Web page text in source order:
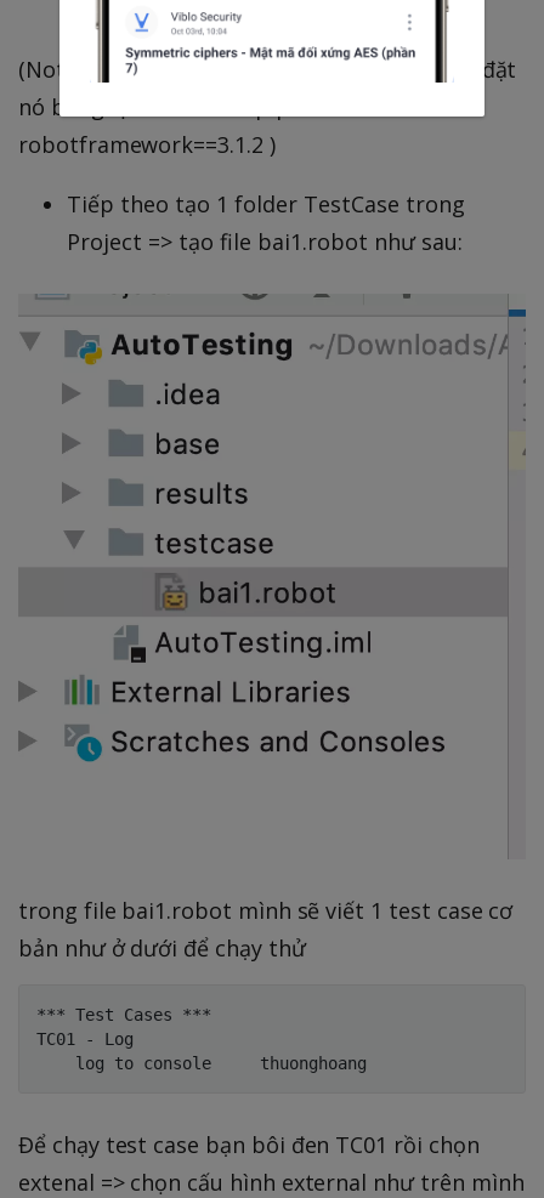
(Note : ngoài ra bạn có thể dùng pip3 để cài đặt
nó bằng lệnh như sau: pip3 install
robotframework==3.1.2 )
Tiếp theo tạo 1 folder TestCase trong
Project => tạo file bai1.robot như sau:
trong file bai1.robot mình sẽ viết 1 test case cơ
bản như ở dưới để chạy thử
*** Test Cases ***
TC01 - Log
Để chạy test case bạn bôi đen TC01 rồi chọn
extenal => chọn cấu hình external như trên mình